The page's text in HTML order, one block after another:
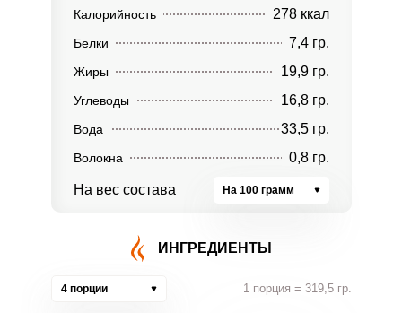
Калорийность 278 ккал
Белки 7,4 гр.
Жиры 19,9 гр.
Углеводы 16,8 гр.
Вода 33,5 гр.
Волокна 0,8 гр.
На вес состава На 100 грамм
ИНГРЕДИЕНТЫ
4 порции 1 порция = 319,5 гр.